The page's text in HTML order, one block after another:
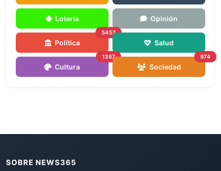
Loteria Opinión
Política
5457
Salud
Cultura
1367
Sociedad
974
SOBRE NEWS365